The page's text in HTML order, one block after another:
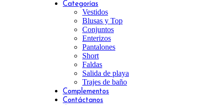
Categorías
Vestidos
Blusas y Top
Conjuntos
Enterizos
Pantalones
Short
Faldas
Salida de playa
Trajes de baño
Complementos
Contáctanos